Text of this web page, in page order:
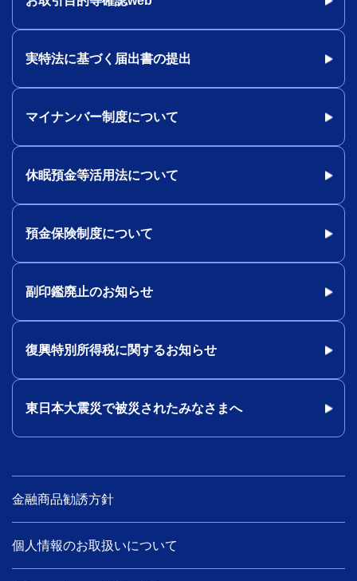
実特法に基づく届出書の提出
マイナンバー制度について
休眠預金等活用法について
預金保険制度について
副印鑑廃止のお知らせ
復興特別所得税に関するお知らせ
東日本大震災で被災されたみなさまへ
金融商品勧誘方針
個人情報のお取扱いについて